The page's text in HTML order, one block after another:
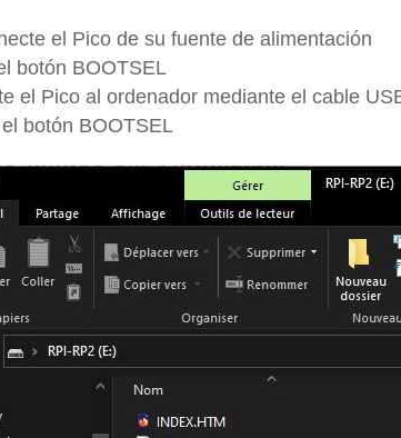
el Pico de su fuente de alimentación
botón BOOTSEL
el Pico al ordenador mediante el cable
botón BOOTSEL